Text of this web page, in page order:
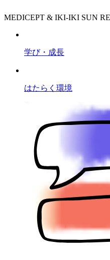
MEDICEPT & IKI-IKI SUN
学び・成長
はたらく環境